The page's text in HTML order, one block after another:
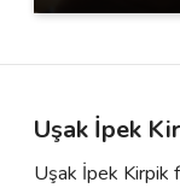
Uşak İpek
Uşak İpek Kirpik